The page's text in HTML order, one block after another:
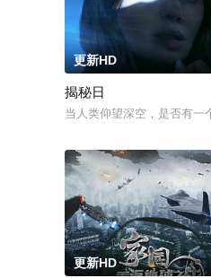
更新HD
揭秘日
当人类仰望深空，是否有一
更新HD